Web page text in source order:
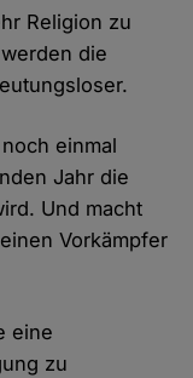
Religion zu
die
einmal
Jahr die
Und macht
Vorkämpfer
eine
zu